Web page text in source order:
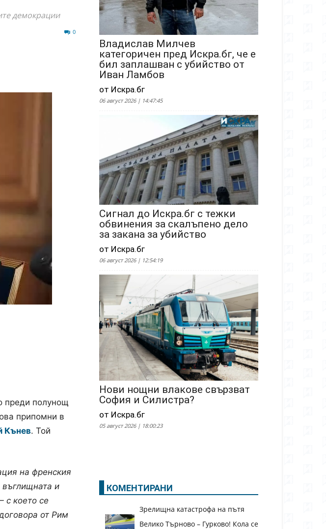
демокрации
0
преди полунощ
припомни в
Кънев. Той
на френския
и
с което се
от Рим
Владислав Милчев
категоричен пред Искра.бг, че е
бил заплашван с убийство от
Иван Ламбов
от Искра.бг
06 август 2026 | 14:47:45
Сигнал до Искра.бг с тежки
обвинения за скалъпено дело
за закана за убийство
от Искра.бг
06 август 2026 | 12:54:19
Нови нощни влакове свързват
София и Силистра?
от Искра.бг
05 август 2026 | 18:00:23
КОМЕНТИРАНИ
Зрелищна катастрофа на пътя
Велико Търново – Гурково! Кола се